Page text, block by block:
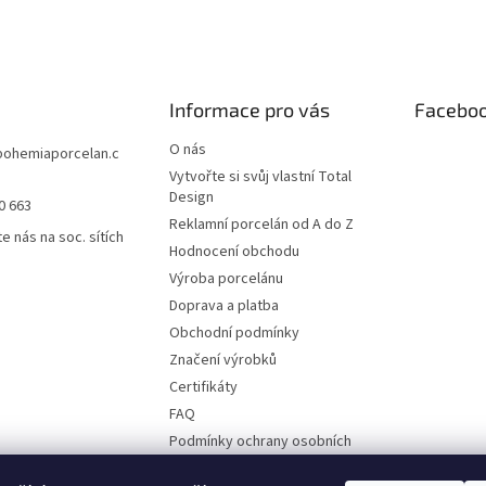
663
nás na soc. sítích
Informace pro vás
O nás
Vytvořte si svůj vlastní Total
Design
Reklamní porcelán od A do Z
Hodnocení obchodu
Výroba porcelánu
Doprava a platba
Obchodní podmínky
Značení výrobků
Certifikáty
FAQ
Podmínky ochrany osobních
údajů